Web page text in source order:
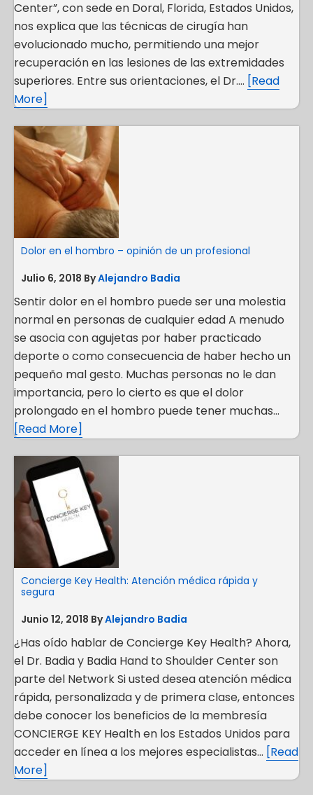
Center”, con sede en Doral, Florida, Estados Unidos,
nos explica que las técnicas de cirugía han
evolucionado mucho, permitiendo una mejor
recuperación en las lesiones de las extremidades
superiores. Entre sus orientaciones, el Dr…. [Read
More]
Dolor en el hombro – opinión de un profesional
Julio 6, 2018 ByAlejandro Badia
Sentir dolor en el hombro puede ser una molestia
normal en personas de cualquier edad A menudo
se asocia con agujetas por haber practicado
deporte o como consecuencia de haber hecho un
pequeño mal gesto. Muchas personas no le dan
importancia, pero lo cierto es que el dolor
prolongado en el hombro puede tener muchas…
[Read More]
Concierge Key Health: Atención médica rápida y
segura
Junio 12, 2018 ByAlejandro Badia
¿Has oído hablar de Concierge Key Health? Ahora,
el Dr. Badia y Badia Hand to Shoulder Center son
parte del Network Si usted desea atención médica
rápida, personalizada y de primera clase, entonces
debe conocer los beneficios de la membresía
CONCIERGE KEY Health en los Estados Unidos para
acceder en línea a los mejores especialistas… [Read
More]